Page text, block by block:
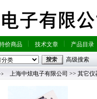
价商品 技术文章 产品目录
高级搜索
上海中炫电子有限公司 >> 其它仪